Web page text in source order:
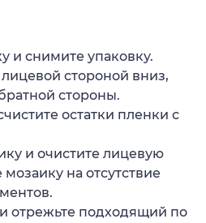
и снимите упаковку.
стороной вниз,
стороны.
остатки пленки с
и очистите лицевую
на отсутствие
отрежьте подходящий по